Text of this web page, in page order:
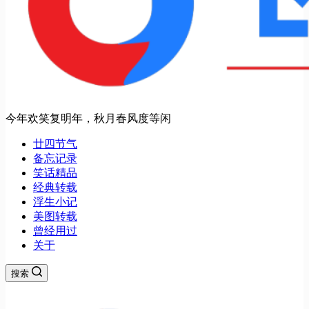
今年欢笑复明年，秋月春风度等闲
廿四节气
备忘记录
笑话精品
经典转载
浮生小记
美图转载
曾经用过
关于
搜索